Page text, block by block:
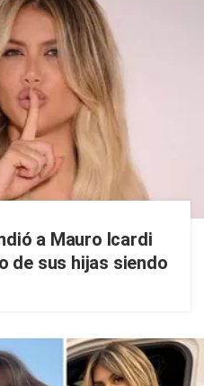
a Mauro Icardi
de sus hijas siendo